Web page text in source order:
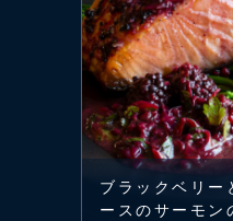
ブラックベリー
ースのサーモン